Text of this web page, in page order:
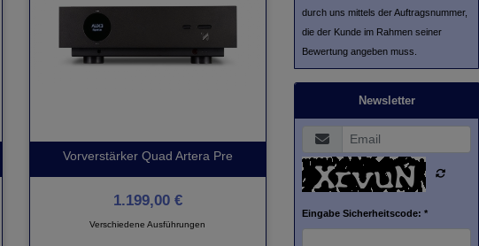
Vorverstärker Quad Artera Pre
1.199,00 €
Verschiedene Ausführungen
durch uns mittels der Auftragsnummer,
die der Kunde im Rahmen seiner
Bewertung angeben muss.
Newsletter
Eingabe Sicherheitscode: *